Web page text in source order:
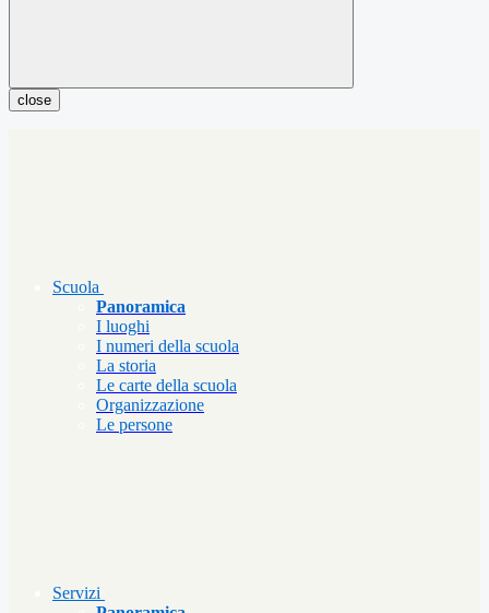
close
Scuola
Panoramica
I luoghi
I numeri della scuola
La storia
Le carte della scuola
Organizzazione
Le persone
Servizi